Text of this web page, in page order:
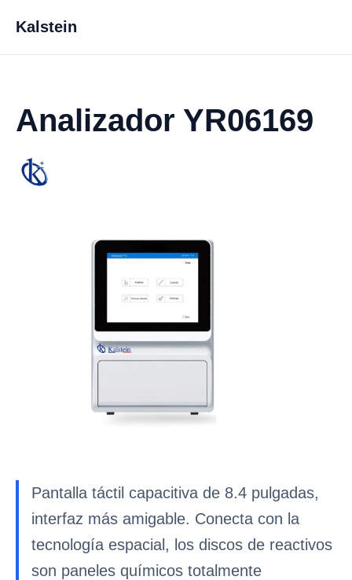
Kalstein
Analizador YR06169
Pantalla táctil capacitiva de 8.4 pulgadas,
interfaz más amigable. Conecta con la
tecnología espacial, los discos de reactivos
son paneles químicos totalmente